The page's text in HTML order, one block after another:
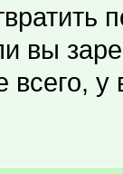
вы
всего,